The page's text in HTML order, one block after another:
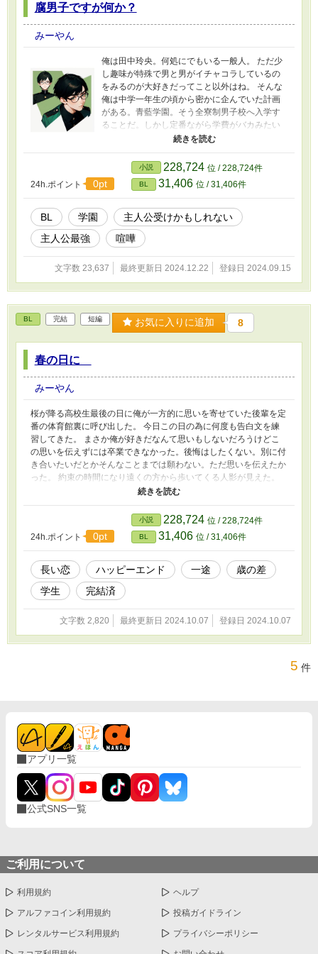
腐男子ですが何か？
みーやん
俺は田中玲央。何処にでもいる一般人。 ただ少
し趣味が特殊で男と男がイチャコラしているの
をみるのが大好きだってこと以外はね。 そんな
俺は中学一年生の頃から密かに企んでいた計画
がある。青藍学園。そう全寮制男子校へ入学す
ることだ。しかし定番ながら学費がバカみたい
高額だ。そこで特待生を狙うべく勉強に励ん
ため、中学一年生からの成績は常にトップ。そ
のまま三年間走り切ったのだ。 そしてついに高
校入試の試験。 見事特待生と首席をもぎとった
のだ。 「さぁ！ここからが俺の人生の始まり
だ！ って。え？ 首席って…めっちゃ目立つくね
ぇ？！ やっちまったぁ！！」 この作品はごく普
通の顔をした一般人に思えた田中玲央が実は隠
ながら学園生活を送る物語である。
24h.ポイント 0pt
小説 228,724 位 / 228,724件
BL 31,406 位 / 31,406件
BL 学園
主人公受けかもしれない
主人公最強
喧嘩
文字数 23,637 最終更新日 2024.12.22 登録日 2024.09.15
BL 完結 短編 お気に入りに追加 8
春の日に
みーやん
桜が降る高校生最後の日に俺が一方的に思いを寄せていた後輩を定
番の体育館裏に呼び出した。 今日この日の為に何度も告白文を練
習してきた。 まさか俺が好きだなんて思いもしないだろうけどこ
の思いを伝えずには卒業できなかった。後悔はしたくない。別に付
き合いたいだとかそんなことまでは願わない。ただ思いを伝えたか
った。 約束の時間になり遠くの方から歩いてくる人影が見えた。
ドキドキと今にも飛び出していきそうなほど心臓が高鳴る。 ザク
けいつものように振る舞おう。 そう思い、深呼吸を一つしていつ
もの口調で 「ゆう！ごめんな！急に呼び出して！お前に言いたい
ことがあるんだ。聞いてくれるか？」 そういうとゆうは何も言わ
ずに頷いた。 「俺お前のこと好きになったみたいなんだ！急にこ
んなこと言ってごめん！きもいよな…」 そういうとゆうは目を見
開いてこちらを見つめていた。 少し間があき 沈黙を破ったのはゆ
うだった。 「まじかよ。嘘だろ。俺は今まで先輩のこと…」 ゆう
た。最後まで聞くのが怖かった。 突き放される気がして。告白し
た時点で元には戻れないって知っていたけれどいざその関係が壊れ
ると思うと怖くてたまらずに逃げてしまった。 そのままゆうとは
24h.ポイント 0pt
小説 228,724 位 / 228,724件
BL 31,406 位 / 31,406件
長い恋 ハッピーエンド 一途
歳の差
学生
完結済
文字数 2,820 最終更新日 2024.10.07 登録日 2024.10.07
5 件
アプリ一覧
公式SNS一覧
ご利用について
利用規約 ヘルプ
アルファコイン利用規約 投稿ガイドライン
レンタルサービス利用規約 プライバシーポリシー